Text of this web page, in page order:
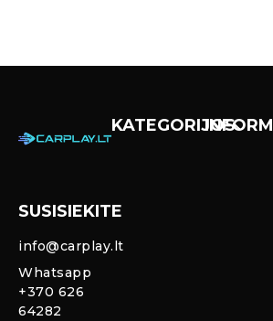
SUSISIEKITE
info@carplay.lt
Whatsapp
+370 626
64282
KATEGORIJOS
galinio vaizdo